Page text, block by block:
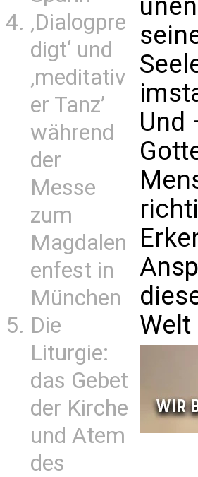
‚Dialogpre
digt‘ und
‚meditativ
er Tanz’
während
der
Messe
zum
Magdalen
enfest in
München
Die
Liturgie:
das Gebet
der Kirche
und Atem
des
Und